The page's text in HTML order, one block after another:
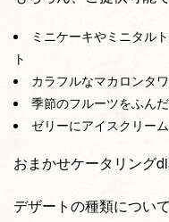
ミニケーキやミニタル
ト
カラフルなマカロンタ
季節のフルーツをふん
ゼリーにアイスクリー
おまかせケータリング
デザートの種類につい